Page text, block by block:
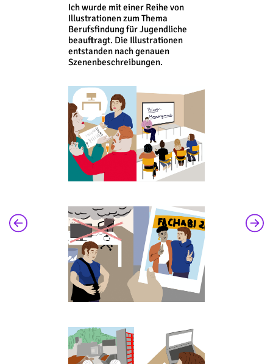
Ich wurde mit einer Reihe von
Illustrationen zum Thema
Berufsfindung für Jugendliche
beauftragt. Die Illustrationen
entstanden nach genauen
Szenenbeschreibungen.